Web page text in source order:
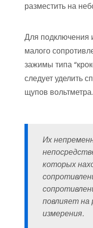
разместить на
Для подключения
малого
зажимы типа
следует уделить
щупов вольтметра.
Их
которых
повлияет
измерения.